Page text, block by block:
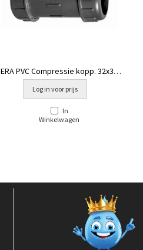
ERA PVC Compressie kopp. 32x32
mm
Log in voor prijs
In
Winkelwagen